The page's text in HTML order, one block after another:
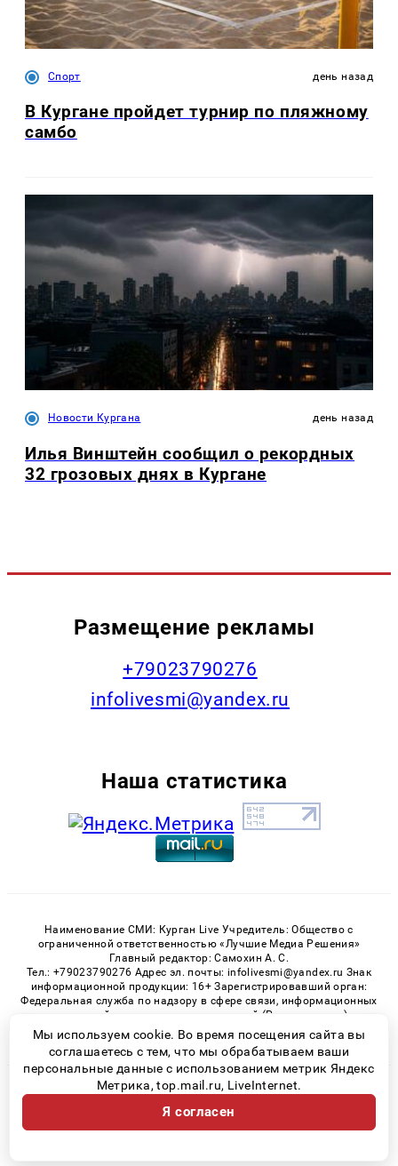
Спорт день назад
В Кургане пройдет турнир по пляжному
самбо
Новости Кургана день назад
Илья Винштейн сообщил о рекордных
32 грозовых днях в Кургане
Размещение рекламы
+79023790276
infolivesmi@yandex.ru
Наша статистика
Наименование СМИ: Курган Live Учредитель: Общество с
ограниченной ответственностью «Лучшие Медиа Решения»
Главный редактор: Самохин А. С.
Тел.: +79023790276 Адрес эл. почты: infolivesmi@yandex.ru Знак
информационной продукции: 16+ Зарегистрировавший орган:
Федеральная служба по надзору в сфере связи, информационных
технологий и массовых коммуникаций (Роскомнадзор)
Регистрационный номер СМИ ЭЛ № ФС 77 - 82535 от 21.01.2022
© 2026 «Kurgan-Live» | Все права защищены
Возрастная категория сайта 16+
Политика конфиденциальности
Мы используем cookie. Во время посещения сайта вы
соглашаетесь с тем, что мы обрабатываем ваши
персональные данные с использованием метрик Яндекс
Метрика, top.mail.ru, LiveInternet.
Я согласен